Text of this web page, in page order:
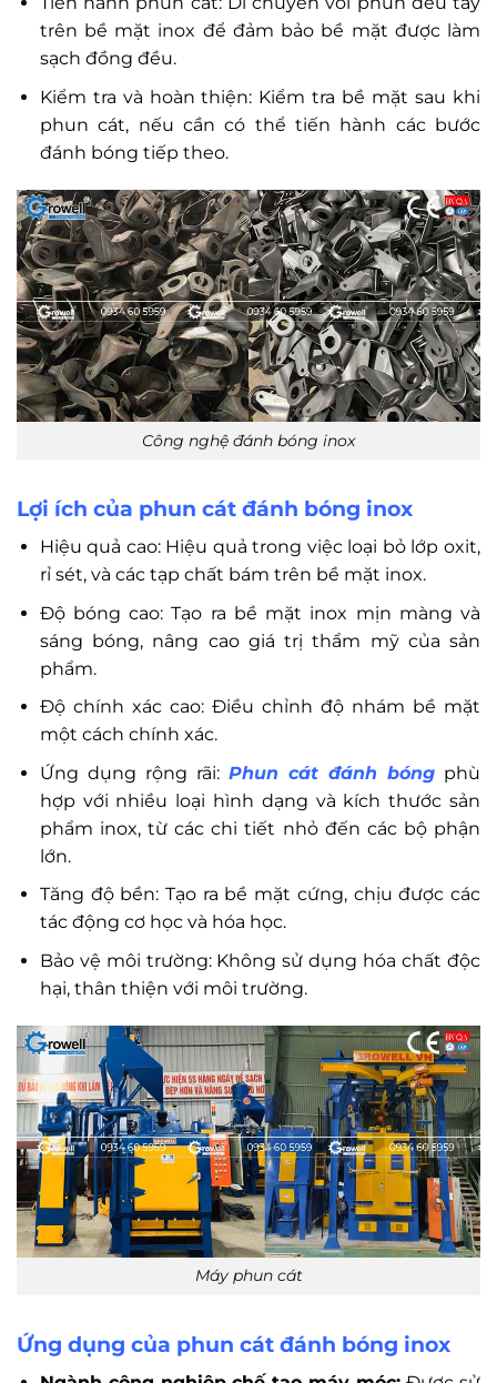
trên bề mặt inox để đảm bảo bề mặt được làm
sạch đồng đều.
Kiểm tra và hoàn thiện: Kiểm tra bề mặt sau khi
phun cát, nếu cần có thể tiến hành các bước
đánh bóng tiếp theo.
Công nghệ đánh bóng inox
Lợi ích của phun cát đánh bóng inox
Hiệu quả cao: Hiệu quả trong việc loại bỏ lớp oxit,
rỉ sét, và các tạp chất bám trên bề mặt inox.
Độ bóng cao: Tạo ra bề mặt inox mịn màng và
sáng bóng, nâng cao giá trị thẩm mỹ của sản
phẩm.
Độ chính xác cao: Điều chỉnh độ nhám bề mặt
một cách chính xác.
Ứng dụng rộng rãi: Phun cát đánh bóngphù
hợp với nhiều loại hình dạng và kích thước sản
phẩm inox, từ các chi tiết nhỏ đến các bộ phận
lớn.
Tăng độ bền: Tạo ra bề mặt cứng, chịu được các
tác động cơ học và hóa học.
Bảo vệ môi trường: Không sử dụng hóa chất độc
hại, thân thiện với môi trường.
Máy phun cát
Ứng dụng của phun cát đánh bóng inox